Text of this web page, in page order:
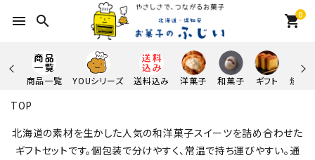
menu search 0
shopping_cart
商品一覧 YOUシリーズ 送料込み 洋菓子 和菓子 ギフト 焼き
TOP
北海道の素材を生かした人気の和洋菓子スイーツを詰め合わせた
ギフトセットです。個包装で分けやすく、常温で持ち運びやすい。通